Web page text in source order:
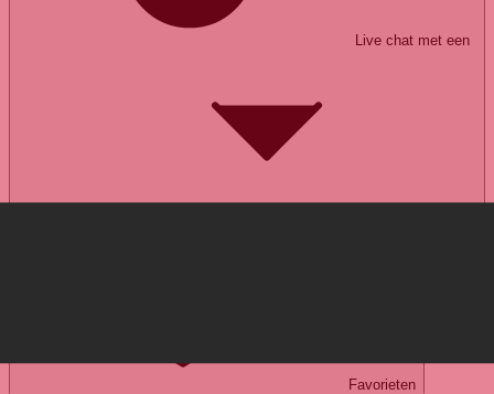
Live chat met een
Favorieten